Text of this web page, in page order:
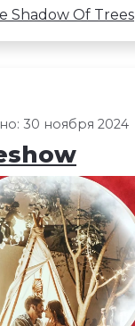
Shadow Of Trees
30 ноября 2024